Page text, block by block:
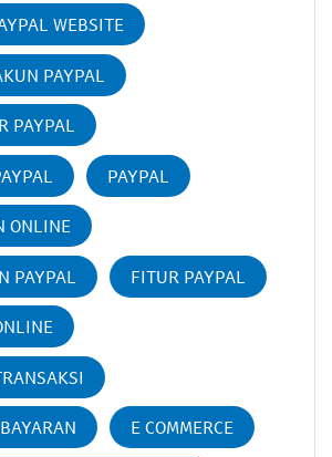
WEBSITE
PAYPAL
PAYPAL
PAYPAL
ONLINE
PAYPAL FITUR PAYPAL
E COMMERCE